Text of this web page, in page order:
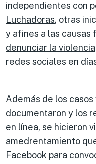
independientes con
Luchadoras, otras
y afines a las causas
denunciar la violencia
redes sociales en
Además de los
documentaron y los
en línea, se hicieron
amedrentamiento
Facebook para